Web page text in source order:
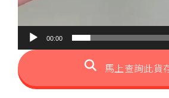
00:00
馬上查詢此貨